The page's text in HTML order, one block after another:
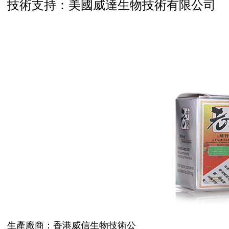
技術支持：美國威達生物技術有限公司
生產廠商：香港威信生物技術公